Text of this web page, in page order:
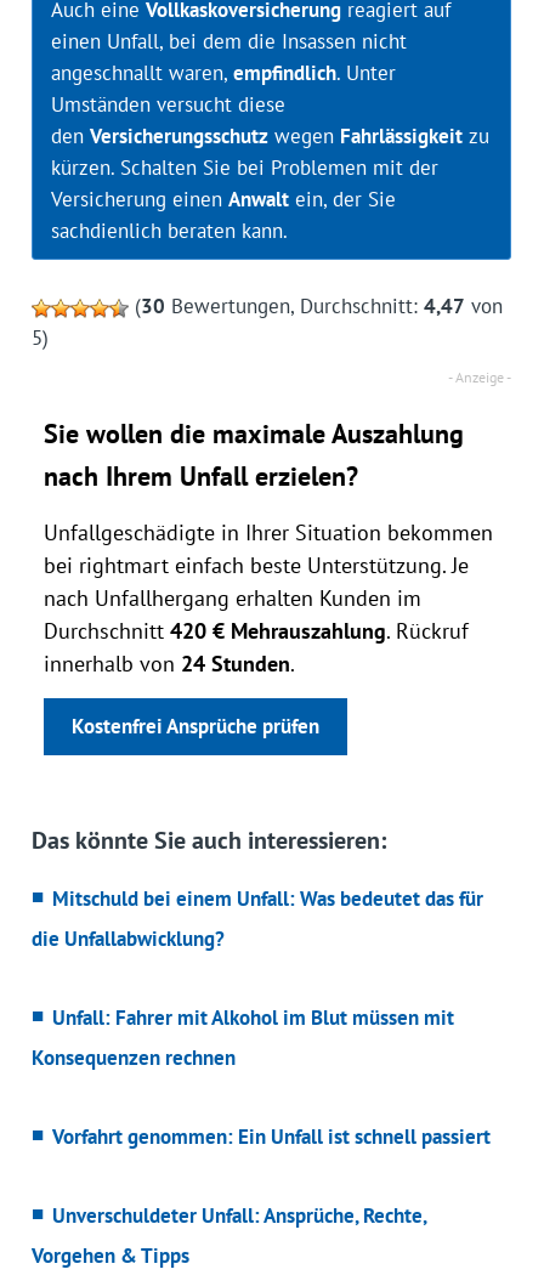
Auch eine Vollkaskoversicherungreagiert auf
einen Unfall, bei dem die Insassen nicht
angeschnallt waren, empfindlich. Unter
Umständen versucht diese
den Versicherungsschutzwegen Fahrlässigkeitzu
kürzen. Schalten Sie bei Problemen mit der
Versicherung einen Anwaltein, der Sie
sachdienlich beraten kann.
(30 Bewertungen, Durchschnitt: 4,47 von
5)
Sie wollen die maximale Auszahlung
nach Ihrem Unfall erzielen?
Unfallgeschädigte in Ihrer Situation bekommen
bei rightmart einfach beste Unterstützung. Je
nach Unfallhergang erhalten Kunden im
Durchschnitt 420 € Mehrauszahlung. Rückruf
innerhalb von 24 Stunden.
Kostenfrei Ansprüche prüfen
Das könnte Sie auch interessieren:
Mitschuld bei einem Unfall: Was bedeutet das für
die Unfallabwicklung?
Unfall: Fahrer mit Alkohol im Blut müssen mit
Konsequenzen rechnen
Vorfahrt genommen: Ein Unfall ist schnell passiert
Unverschuldeter Unfall: Ansprüche, Rechte,
Vorgehen & Tipps